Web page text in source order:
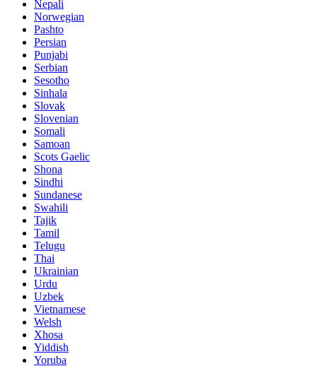
Nepali
Norwegian
Pashto
Persian
Punjabi
Serbian
Sesotho
Sinhala
Slovak
Slovenian
Somali
Samoan
Scots Gaelic
Shona
Sindhi
Sundanese
Swahili
Tajik
Tamil
Telugu
Thai
Ukrainian
Urdu
Uzbek
Vietnamese
Welsh
Xhosa
Yiddish
Yoruba